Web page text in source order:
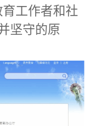
工作者和社
坚守的原